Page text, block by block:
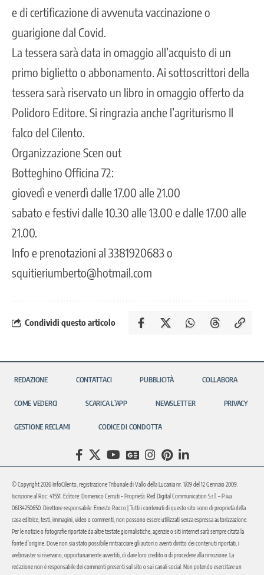
e di certificazione di avvenuta vaccinazione o
guarigione dal Covid.
La tessera sarà data in omaggio all’acquisto di un
primo biglietto o abbonamento. Ai sottoscrittori della
tessera sarà riservato un libro in omaggio offerto da
Polidoro Editore. Si ringrazia anche l’agriturismo Il
falco del Cilento.
Organizzazione Scen out
Botteghino Officina 72:
giovedì e venerdì dalle 17.00 alle 21.00
sabato e festivi dalle 10.30 alle 13.00 e dalle 17.00 alle
21.00.
Info e prenotazioni al 3381920683 o
squitieriumberto@hotmail.com
Condividi questo articolo
REDAZIONE CONTATTACI PUBBLICITÀ COLLABORA
COME VEDERCI SCARICA L’APP NEWSLETTER PRIVACY
GESTIONE RECLAMI CODICE DI CONDOTTA
© Copyright 2026 InfoCilento, registrazione Tribunale di Vallo della Lucania nr. 1/09 del 12 Gennaio 2009.
Iscrizione al Roc: 41551. Editore: Domenico Cerruti – Proprietà: Red Digital Communication S.r.l. – P.iva
06134250650. Direttore responsabile: Ernesto Rocco | Tutti i contenuti di questo sito sono di proprietà della
casa editrice, testi, immagini, video o commenti, non possono essere utilizzati senza espressa autorizzazione.
Per le notizie o fotografie riportate da altre testate giornalistiche, agenzie o siti internet sarà sempre citata la
fonte d’origine. Dove non sia stato possibile rintracciare gli autori o aventi diritto dei contenuti riportati, i
webmaster si riservano, opportunamente avvertiti, di dare loro credito o di procedere alla rimozione. La
redazione non è responsabile dei commenti presenti sul sito o sui canali social. Non potendo esercitare un